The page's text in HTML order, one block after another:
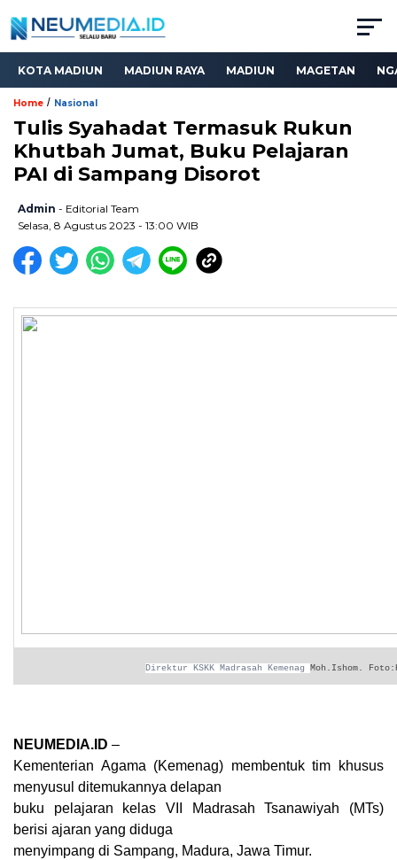
KOTA MADIUN MADIUN RAYA MADIUN MAGETAN
Home / Nasional
Tulis Syahadat Termasuk Rukun
Khutbah Jumat, Buku Pelajaran
PAI di Sampang Disorot
Admin - Editorial Team
Selasa, 8 Agustus 2023 - 13:00 WIB
Direktur KSKK Madrasah Kemenag Moh.Ishom.
NEUMEDIA.ID –
Kementerian Agama (Kemenag) membentuk tim khusus
menyusul ditemukannya delapan
buku pelajaran kelas VII Madrasah Tsanawiyah (MTs)
berisi ajaran yang diduga
menyimpang di Sampang, Madura, Jawa Timur.